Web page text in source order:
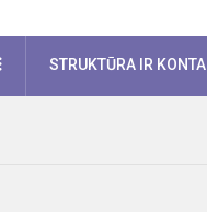
DAUGIAUSTRUKTŪRA IR